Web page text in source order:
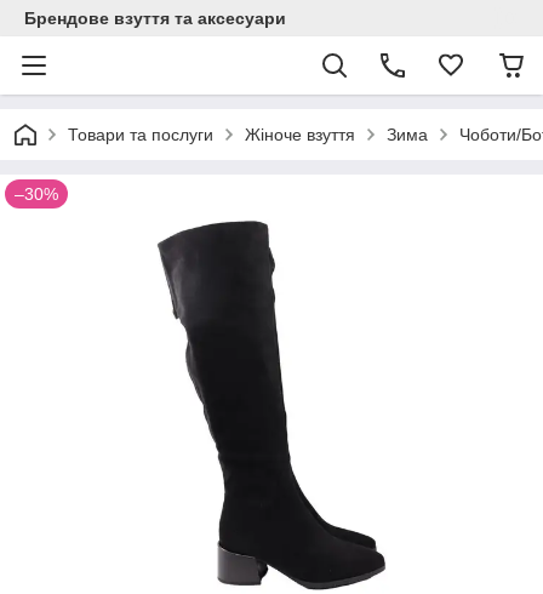
Брендове взуття та аксесуари
Товари та послуги Жіноче взуття Зима Чоботи/
–30%